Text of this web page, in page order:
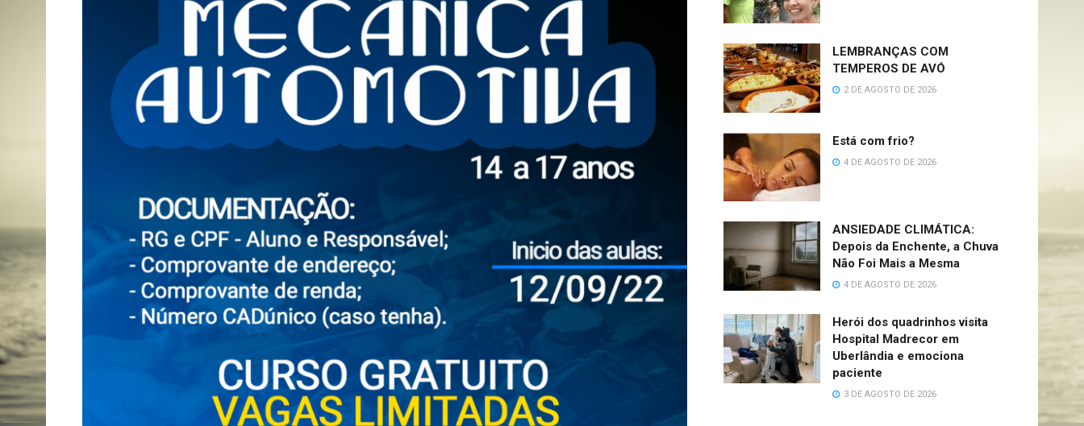
LEMBRANÇAS COM
TEMPEROS DE AVÓ
2 DE AGOSTO DE 2026
Está com frio?
4 DE AGOSTO DE 2026
ANSIEDADE CLIMÁTICA:
Depois da Enchente, a Chuva
Não Foi Mais a Mesma
4 DE AGOSTO DE 2026
Herói dos quadrinhos visita
Hospital Madrecor em
Uberlândia e emociona
paciente
3 DE AGOSTO DE 2026